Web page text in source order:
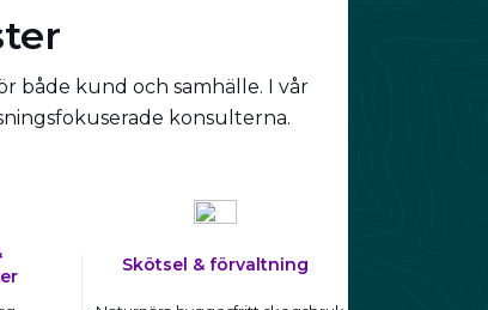
både kund och samhälle. I vår
konsulterna.
Skötsel & förvaltning